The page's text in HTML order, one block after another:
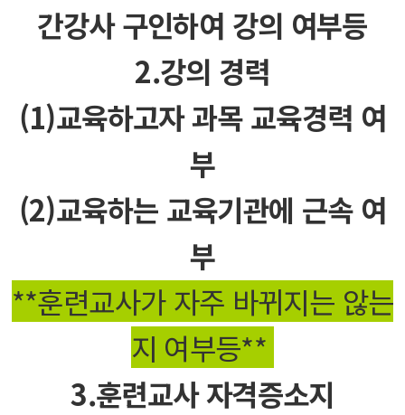
간강사 구인하여 강의 여부등
2.강의 경력​
(1)교육하고자 과목 교육경력 여
부
(2)교육하는 교육기관에 근속 여
부​
**훈련교사가 자주 바뀌지는 않는
지 여부등**​
3.훈련교사 자격증소지